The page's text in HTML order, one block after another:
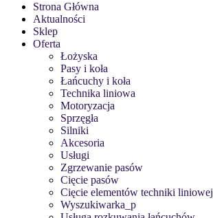
Strona Główna
Aktualności
Sklep
Oferta
Łożyska
Pasy i koła
Łańcuchy i koła
Technika liniowa
Motoryzacja
Sprzęgła
Silniki
Akcesoria
Usługi
Zgrzewanie pasów
Cięcie pasów
Cięcie elementów techniki liniowej
Wyszukiwarka_p